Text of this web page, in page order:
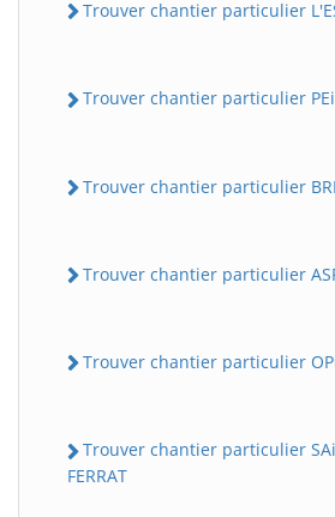
Trouver chantier particulier
Trouver chantier particulier
Trouver chantier particulier
Trouver chantier particulier
Trouver chantier particulier
Trouver chantier particulier
FERRAT